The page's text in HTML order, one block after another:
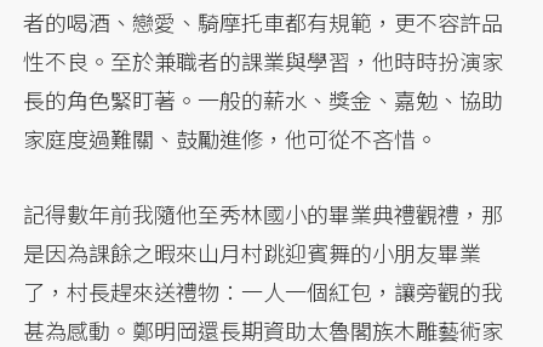
者的喝酒、戀愛、騎摩托車都有規範，更不容許品
性不良。至於兼職者的課業與學習，他時時扮演家
長的角色緊盯著。一般的薪水、獎金、嘉勉、協助
家庭度過難關、鼓勵進修，他可從不吝惜。
記得數年前我隨他至秀林國小的畢業典禮觀禮，那
是因為課餘之暇來山月村跳迎賓舞的小朋友畢業
了，村長趕來送禮物：一人一個紅包，讓旁觀的我
甚為感動。鄭明岡還長期資助太魯閣族木雕藝術家